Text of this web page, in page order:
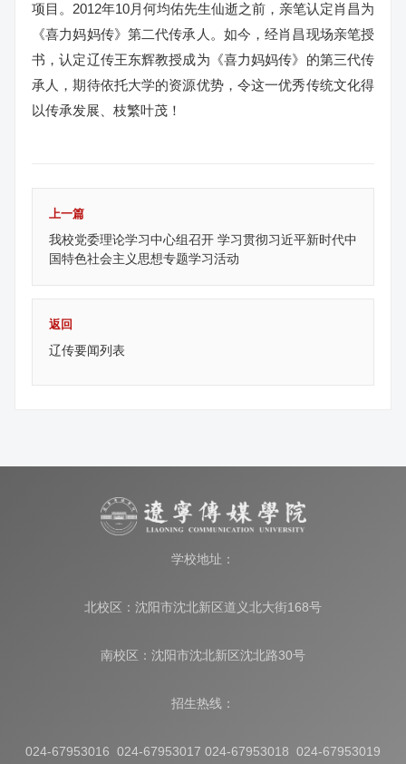
项目。2012年10月何均佑先生仙逝之前，亲笔认定肖昌为
《喜力妈妈传》第二代传承人。如今，经肖昌现场亲笔授
书，认定辽传王东辉教授成为《喜力妈妈传》的第三代传
承人，期待依托大学的资源优势，令这一优秀传统文化得
以传承发展、枝繁叶茂！
上一篇
我校党委理论学习中心组召开 学习贯彻习近平新时代中
国特色社会主义思想专题学习活动
返回
辽传要闻列表
学校地址：
北校区：沈阳市沈北新区道义北大街168号
南校区：沈阳市沈北新区沈北路30号
招生热线：
024-67953016 024-67953017 024-67953018 024-67953019